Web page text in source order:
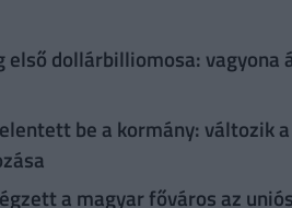
első dollárbilliomosa:
be a kormány: változik
a magyar főváros az